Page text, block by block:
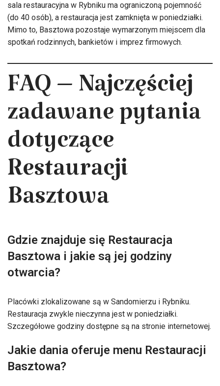
sala restauracyjna w Rybniku ma ograniczoną pojemność
(do 40 osób), a restauracja jest zamknięta w poniedziałki.
Mimo to, Basztowa pozostaje wymarzonym miejscem dla
spotkań rodzinnych, bankietów i imprez firmowych.
FAQ – Najczęściej
zadawane pytania
dotyczące
Restauracji
Basztowa
Gdzie znajduje się Restauracja
Basztowa i jakie są jej godziny
otwarcia?
Placówki zlokalizowane są w Sandomierzu i Rybniku.
Restauracja zwykle nieczynna jest w poniedziałki.
Szczegółowe godziny dostępne są na stronie internetowej.
Jakie dania oferuje menu Restauracji
Basztowa?